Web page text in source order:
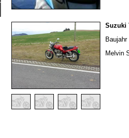
Suzuki
Melvin